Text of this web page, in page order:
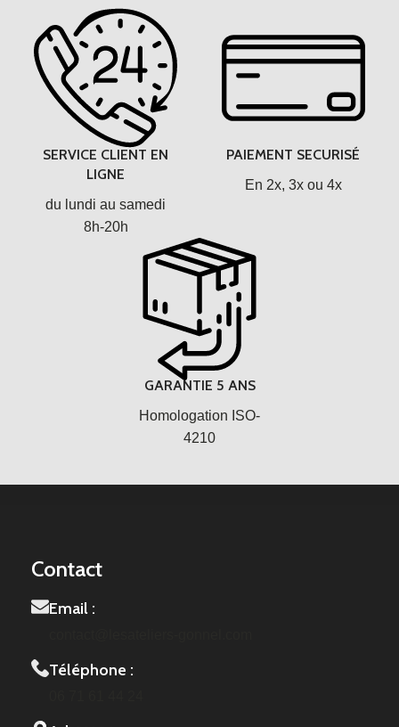
SERVICE CLIENT EN
LIGNE
du lundi au samedi
8h-20h
PAIEMENT SECURISÉ
En 2x, 3x ou 4x
GARANTIE 5 ANS
Homologation ISO-
4210
Contact
Email :
Téléphone :